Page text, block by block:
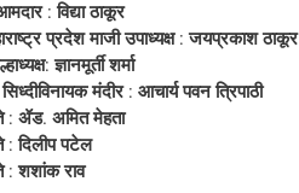
: विद्या ठाकूर
प्रदेश माजी उपाध्यक्ष : जयप्रकाश ठाकूर
ज्ञानमूर्ती शर्मा
सिध्दीविनायक मंदीर : आचार्य पवन त्रिपाठी
: ॲड. अमित मेहता
: दिलीप पटेल
: शशांक राव